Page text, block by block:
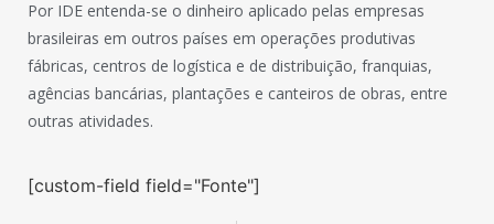
Por IDE entenda-se o dinheiro aplicado pelas empresas
brasileiras em outros países em operações produtivas 
fábricas, centros de logística e de distribuição, franquias,
agências bancárias, plantações e canteiros de obras, entre
outras atividades.
[custom-field field="Fonte"]